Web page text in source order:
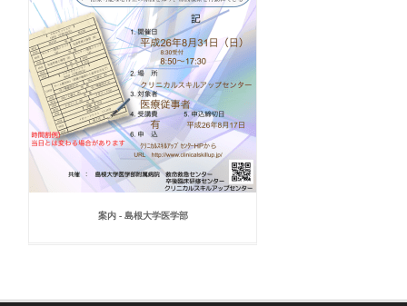
案内 - 島根大学医学部